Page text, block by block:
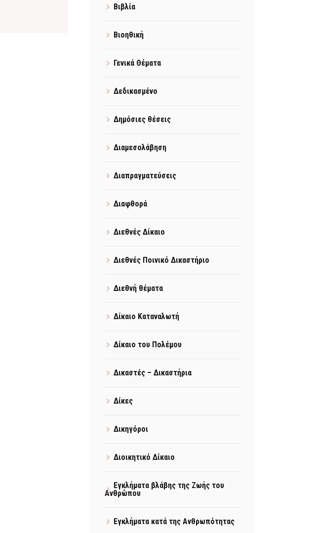
Βιβλία
Βιοηθική
Γενικά Θέματα
Δεδικασμένο
Δημόσιες θέσεις
Διαμεσολάβηση
Διαπραγματεύσεις
Διαφθορά
Διεθνές Δίκαιο
Διεθνές Ποινικό Δικαστήριο
Διεθνή θέματα
Δίκαιο Καταναλωτή
Δίκαιο του Πολέμου
Δικαστές – Δικαστήρια
Δίκες
Δικηγόροι
Διοικητικό Δίκαιο
Εγκλήματα βλάβης της Ζωής του
Ανθρώπου
Εγκλήματα κατά της Ανθρωπότητας